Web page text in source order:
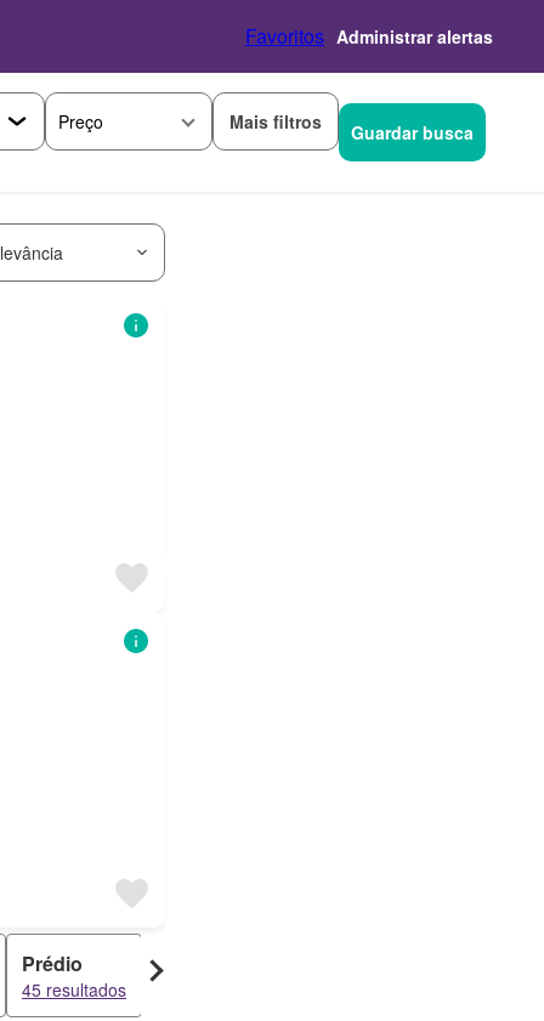
Favoritos Administrar alertas
Preço Mais filtros Guardar busca
Prédio
45 resultados
Garagem